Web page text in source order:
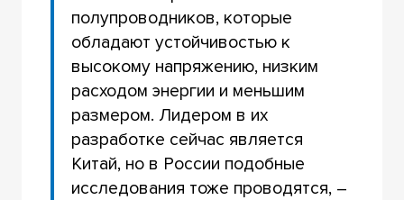
полупроводников, которые
обладают устойчивостью к
высокому напряжению, низким
расходом энергии и меньшим
размером. Лидером в их
разработке сейчас является
Китай, но в России подобные
исследования тоже проводятся, –